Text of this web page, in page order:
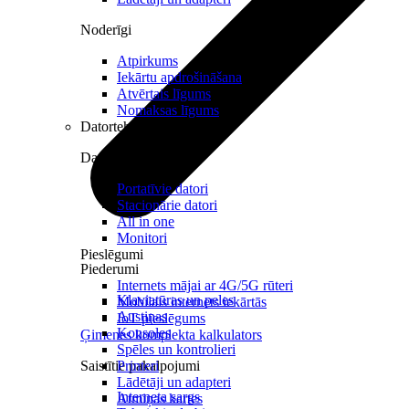
Pieslēgumi
Internets mājai ar 4G/5G rūteri
Mobilais internets iekārtās
IoT pieslēgums
Ģimenes komplekta kalkulators
Saistītie pakalpojumi
Interneta sargs
Noderīgi
Atpirkums
Iekārtu apdrošināšana
Atvērtais līgums
Nomaksas līgums
Datortehnika
Datori un Monitori
Portatīvie datori
Stacionārie datori
All in one
Monitori
Piederumi
Klaviatūras un peles
Austiņas
Konsoles
Spēles un kontrolieri
Printeri
Lādētāji un adapteri
Atmiņas kartes